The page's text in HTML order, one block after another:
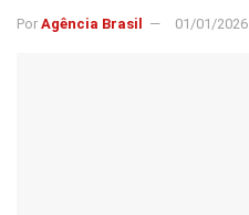
Por Agência Brasil 01/01/2026